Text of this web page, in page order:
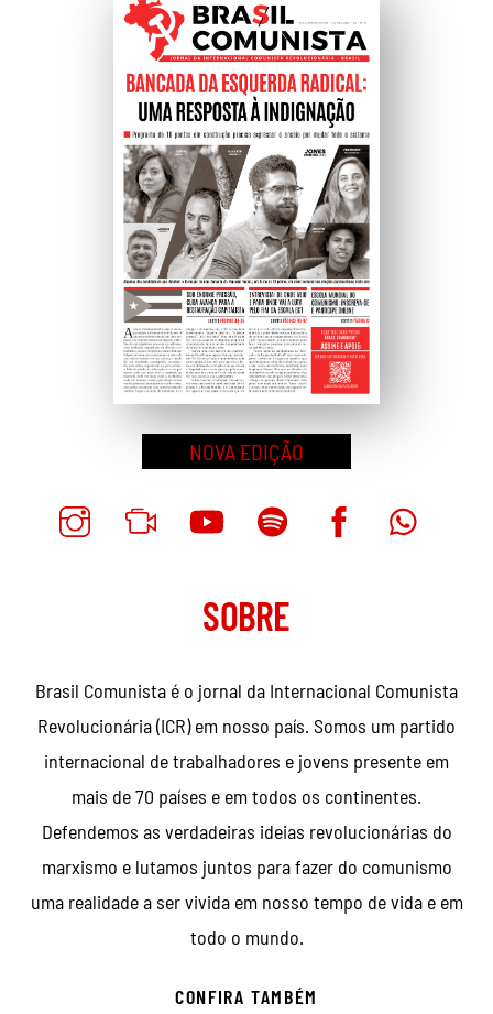
Ao
Topo
NOVA EDIÇÃO
SOBRE
Brasil Comunista é o jornal da Internacional Comunista
Revolucionária (ICR) em nosso país. Somos um partido
internacional de trabalhadores e jovens presente em
mais de 70 países e em todos os continentes.
Defendemos as verdadeiras ideias revolucionárias do
marxismo e lutamos juntos para fazer do comunismo
uma realidade a ser vivida em nosso tempo de vida e em
todo o mundo.
CONFIRA TAMBÉM